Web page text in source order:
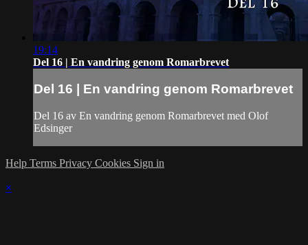
19:14
Del 16 | En vandring genom Romarbrevet
Del 16 | En vandring genom Romarbrevet
Del 16 av En vandring genom Romarbrevet med Olof
Edsinger
Help Terms Privacy Cookies Sign in
×